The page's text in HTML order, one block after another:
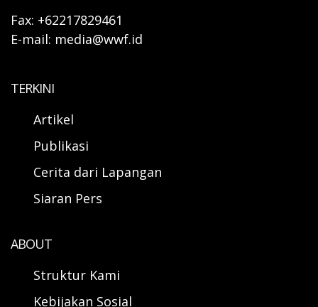
Fax: +62217829461
E-mail: media@wwf.id
TERKINI
Artikel
Publikasi
Cerita dari Lapangan
Siaran Pers
ABOUT
Struktur Kami
Kebijakan Sosial